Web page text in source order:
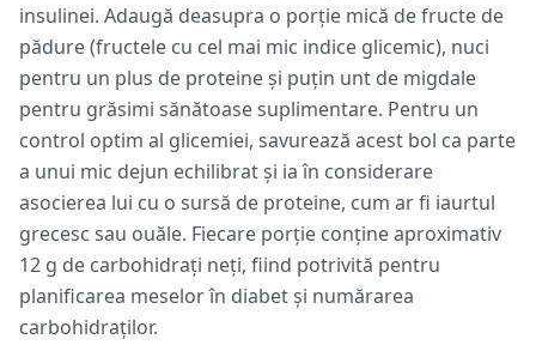
insulinei. Adaugă deasupra o porție mică de fructe de
pădure (fructele cu cel mai mic indice glicemic), nuci
pentru un plus de proteine și puțin unt de migdale
pentru grăsimi sănătoase suplimentare. Pentru un
control optim al glicemiei, savurează acest bol ca parte
a unui mic dejun echilibrat și ia în considerare
asocierea lui cu o sursă de proteine, cum ar fi iaurtul
grecesc sau ouăle. Fiecare porție conține aproximativ
12 g de carbohidrați neți, fiind potrivită pentru
planificarea meselor în diabet și numărarea
carbohidraților.